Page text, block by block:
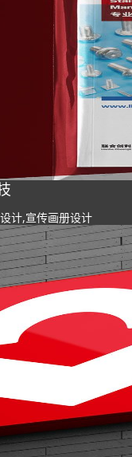
计,宣传画册设计